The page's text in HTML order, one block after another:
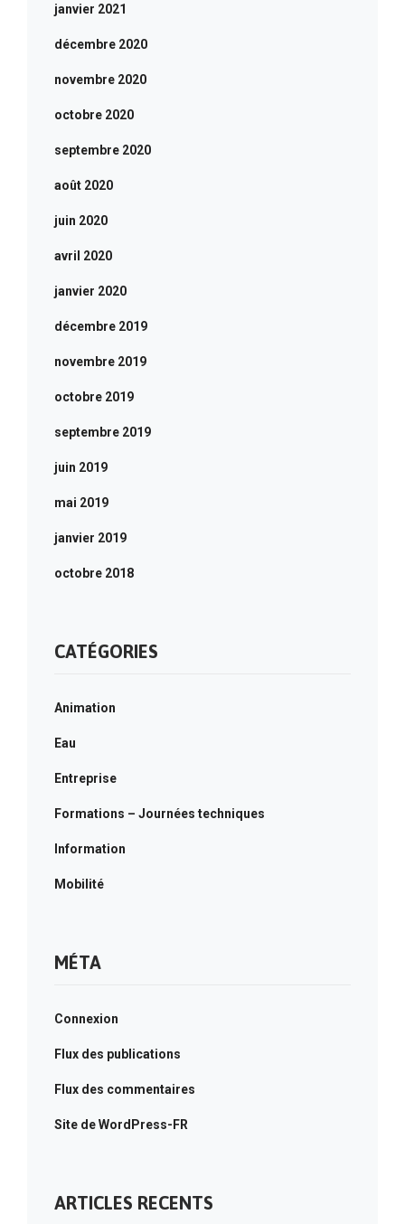
janvier 2021
décembre 2020
novembre 2020
octobre 2020
septembre 2020
août 2020
juin 2020
avril 2020
janvier 2020
décembre 2019
novembre 2019
octobre 2019
septembre 2019
juin 2019
mai 2019
janvier 2019
octobre 2018
CATÉGORIES
Animation
Eau
Entreprise
Formations – Journées techniques
Information
Mobilité
MÉTA
Connexion
Flux des publications
Flux des commentaires
Site de WordPress-FR
ARTICLES RECENTS